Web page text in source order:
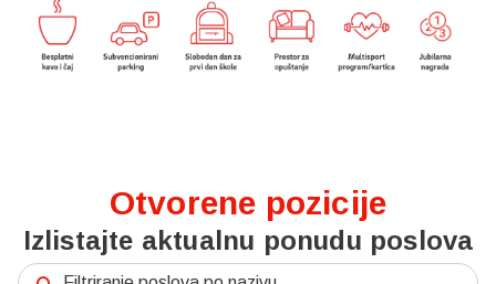
Otvorene pozicije
Izlistajte aktualnu ponudu poslova